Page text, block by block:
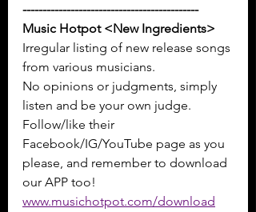
--------------------------------------------
Music Hotpot <New Ingredients>
Irregular listing of new release songs
from various musicians.
No opinions or judgments, simply
listen and be your own judge.
Follow/like their
Facebook/IG/YouTube page as you
please, and remember to download
our APP too!
www.musichotpot.com/download